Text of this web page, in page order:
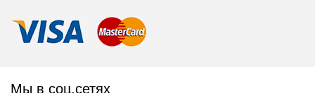
Мы в соц.сетях